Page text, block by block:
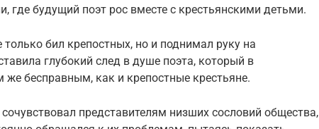
где будущий поэт рос вместе с крестьянскими детьми.
бил крепостных, но и поднимал руку на
глубокий след в душе поэта, который в
бесправным, как и крепостные крестьяне.
представителям низших сословий общества,